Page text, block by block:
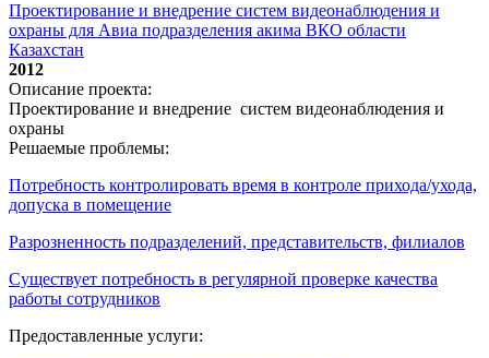
Проектирование и внедрение систем видеонаблюдения и
охраны для Авиа подразделения акима ВКО области
Казахстан
2012
Описание проекта:
Проектирование и внедрение систем видеонаблюдения и
охраны
Решаемые проблемы:
Потребность контролировать время в контроле прихода/ухода,
допуска в помещение
Разрозненность подразделений, представительств, филиалов
Существует потребность в регулярной проверке качества
работы сотрудников
Предоставленные услуги: